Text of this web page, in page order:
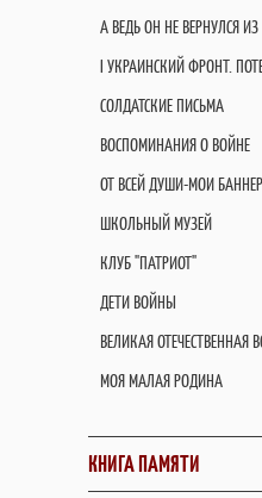
А ВЕДЬ ОН НЕ ВЕРНУЛСЯ
I УКРАИНСКИЙ ФРОНТ.
СОЛДАТСКИЕ ПИСЬМА
ВОСПОМИНАНИЯ О ВОЙНЕ
ОТ ВСЕЙ ДУШИ-МОИ
ШКОЛЬНЫЙ МУЗЕЙ
КЛУБ "ПАТРИОТ"
ДЕТИ ВОЙНЫ
ВЕЛИКАЯ ОТЕЧЕСТВЕННАЯ
МОЯ МАЛАЯ РОДИНА
КНИГА ПАМЯТИ